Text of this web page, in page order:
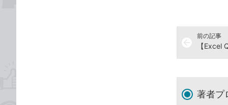
前の記事
【Excel
著者プ